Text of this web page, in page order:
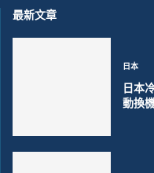
最新文章
日本
日本
動換